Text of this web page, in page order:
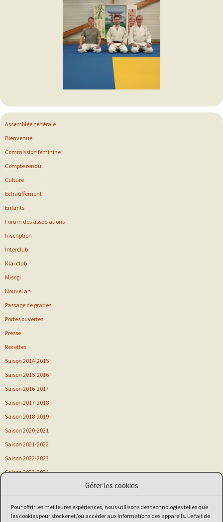
Gérer les cookies
Pour offrir les meilleures expériences, nous utilisons des technologies telles que
les cookies pour stocker et/ou accéder aux informations des appareils. Le fait de
Assemblée générale
Bienvenue
Commission féminine
Compte rendu
Culture
Echauffement
Enfants
Forum des associations
Inscription
Interclub
Kiai club
Misogi
Nouvel an
Passage de grades
Portes ouvertes
Presse
Recettes
Saison 2014-2015
Saison 2015-2016
Saison 2016-2017
Saison 2017-2018
Saison 2018-2019
Saison 2020-2021
Saison 2021-2022
Saison 2022-2023
Saison 2023-2024
Sortie